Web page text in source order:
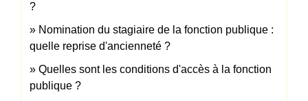
?
Nomination du stagiaire de la fonction publique :
quelle reprise d'ancienneté ?
Quelles sont les conditions d'accès à la fonction
publique ?